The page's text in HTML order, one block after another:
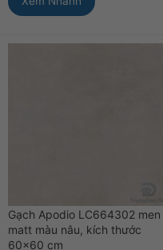
Gạch Apodio LC664302 men
matt màu nâu, kích thước
60×60 cm